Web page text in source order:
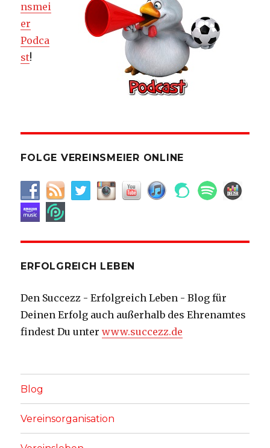
nsmei
er
Podca
st!
FOLGE VEREINSMEIER ONLINE
ERFOLGREICH LEBEN
Den Succezz - Erfolgreich Leben - Blog für
Deinen Erfolg auch außerhalb des Ehrenamtes
findest Du unterwww.succezz.de
Blog
Vereinsorganisation